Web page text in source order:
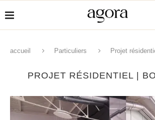
accueil Particuliers Projet
PROJET RÉSIDENTIEL |